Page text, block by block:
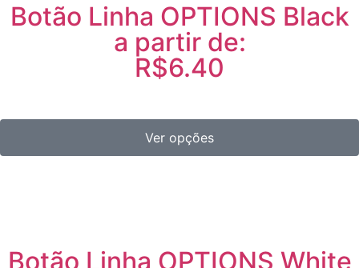
Botão Linha OPTIONS Black
a partir de:
R$6.40
Ver opções
Botão Linha OPTIONS White